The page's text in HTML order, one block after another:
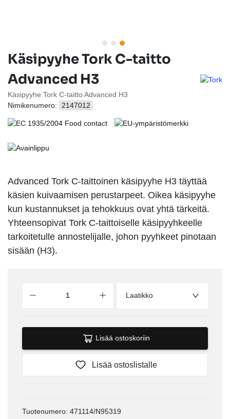
Käsipyyhe Tork C-taitto
Advanced H3
Käsipyyhe Tork C-taitto Advanced H3
Nimikenumero:
2147012
Advanced Tork C-taittoinen käsipyyhe H3 täyttää
käsien kuivaamisen perustarpeet. Oikea käsipyyhe
kun kustannukset ja tehokkuus ovat yhtä tärkeitä.
Yhteensopivat Tork C-taittoiselle käsipyyhkeelle
tarkoitetulle annostelijalle, johon pyyhkeet pinotaan
sisään (H3).
Laatikko
Lisää ostoskoriin
Lisää ostoslistalle
Tuotenumero: 471114/N95319